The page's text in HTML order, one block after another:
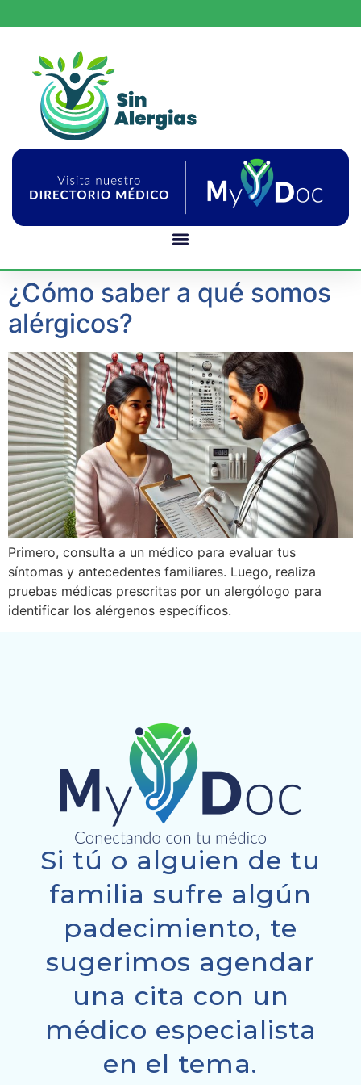
¿Cómo saber a qué somos
alérgicos?
Primero, consulta a un médico para evaluar tus
síntomas y antecedentes familiares. Luego, realiza
pruebas médicas prescritas por un alergólogo para
identificar los alérgenos específicos.
Si tú o alguien de tu
familia sufre algún
padecimiento, te
sugerimos agendar
una cita con un
médico especialista
en el tema.